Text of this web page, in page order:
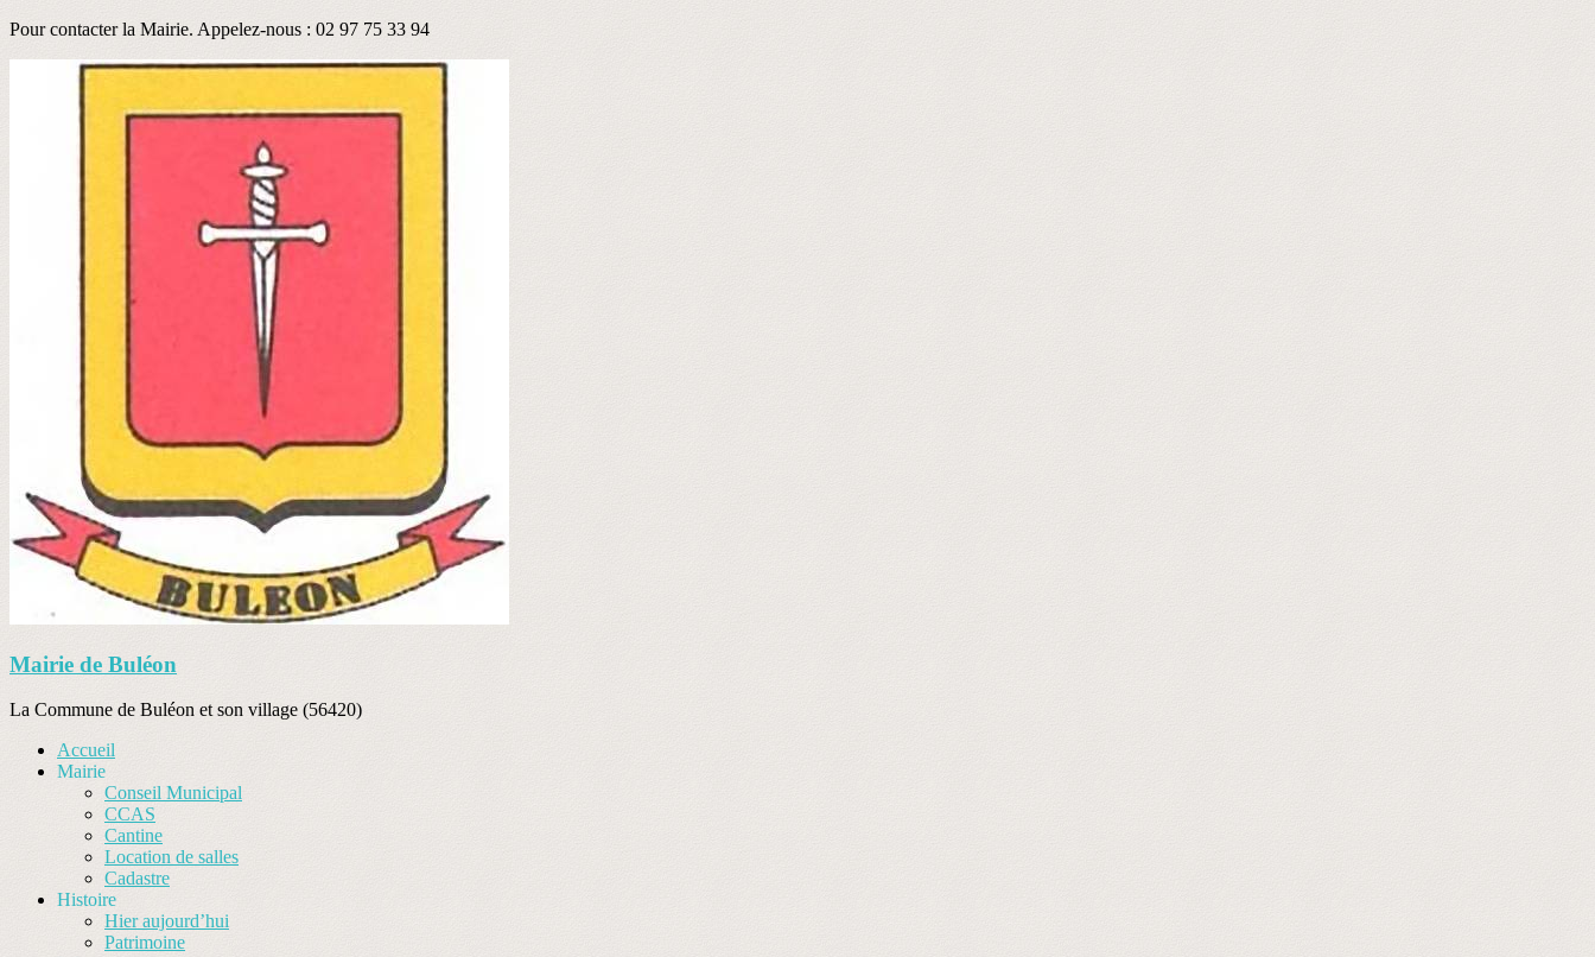
Pour contacter la Mairie. Appelez-nous : 02 97 75 33 94
Mairie de Buléon
La Commune de Buléon et son village (56420)
Accueil
Mairie
Conseil Municipal
CCAS
Cantine
Location de salles
Cadastre
Histoire
Hier aujourd’hui
Patrimoine